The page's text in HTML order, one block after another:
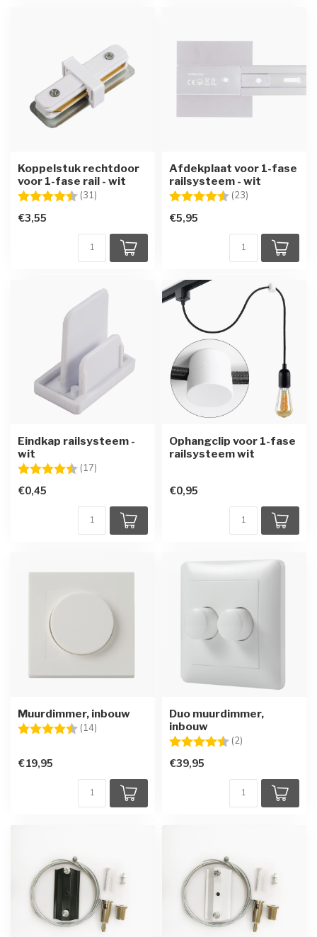
Koppelstuk rechtdoor
voor 1-fase rail - wit
Beoordeling: (31)
€3,55
Afdekplaat voor 1-fase
railsysteem - wit
Beoordeling: (23)
€5,95
Eindkap railsysteem -
wit
Beoordeling: (17)
€0,45
Ophangclip voor 1-fase
railsysteem wit
€0,95
Muurdimmer, inbouw
Beoordeling: (14)
€19,95
Duo muurdimmer,
inbouw
Beoordeling: (2)
€39,95